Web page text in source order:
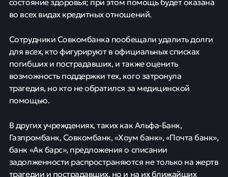
во всех видах кредитных отношений.
Сотрудники Совкомбанка пообещали удалить долги
для всех, кто фигурируют в официальных списках
погибших и пострадавших, и также оценить
возможность поддержки тех, кого затронула
трагедия, но кто не обратился за медицинской
помощью.
В других учреждениях, таких как Альфа-Банк,
Газпромбанк, Совкомбанк, «Хоум банк», «Почта банк»,
банк «Ак барс», предложения о списании
задолженности распространяются не только на жертв
трагедии и пострадавших, но и на их ближайших